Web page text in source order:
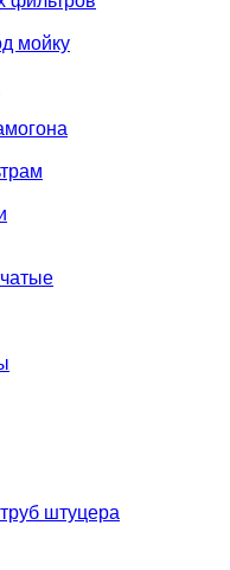
мойку
штуцера